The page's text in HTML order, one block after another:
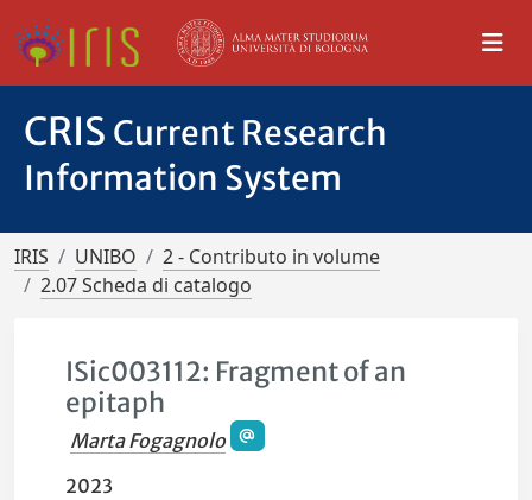
CRIS Current Research
Information System
IRIS UNIBO
2 - Contributo in volume
2.07 Scheda di catalogo
ISic003112: Fragment of an
epitaph
Marta Fogagnolo
2023